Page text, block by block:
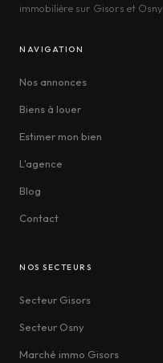
immobilière sur Gisors et Osny.
NAVIGATION
Nos annonces
Biens à louer
Estimer mon bien
L'agence
Blog
Contact
NOS SECTEURS
Secteur Gisors
Secteur Osny
Marché immo Gisors